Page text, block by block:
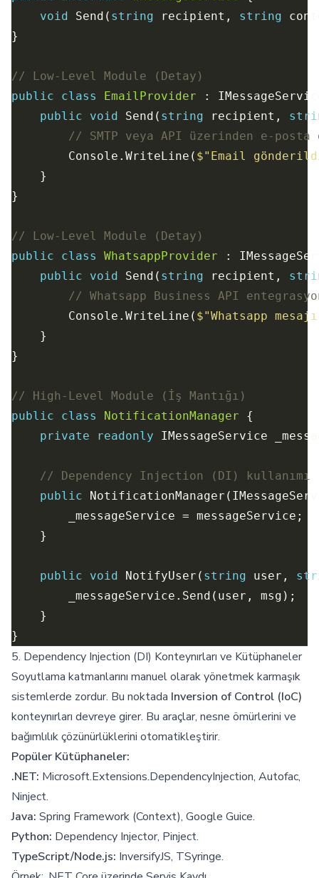
void Send( string recipient, string
// Low-Level Module (Detay)
public
class
EmailProvider
public
void Send( string recipient,
// SMTP veya API üzerinden e-posta
        Console.WriteLine(
$"Email
// Low-Level Module (Detay)
public
class
WhatsappProvider
public
void Send( string recipient,
// Whatsapp Business API
        Console.WriteLine(
$"Whatsapp
// High-Level Module (İş Mantığı)
public
class NotificationManager
private
readonly
// Dependency Injection (DI) kullanımı
public
public void NotifyUser( string user,
5. Dependency Injection (DI) Konteynırları ve Kütüphaneler
Soyutlama katmanlarını manuel olarak yönetmek karmaşık
sistemlerde zordur. Bu noktada Inversion of Control (IoC)
konteynırları devreye girer. Bu araçlar, nesne ömürlerini ve
bağımlılık çözünürlüklerini otomatikleştirir.
Popüler Kütüphaneler:
.NET: Microsoft.Extensions.DependencyInjection, Autofac,
Ninject.
Java: Spring Framework (Context), Google Guice.
Python: Dependency Injector, Pinject.
TypeScript/Node.js: InversifyJS, TSyringe.